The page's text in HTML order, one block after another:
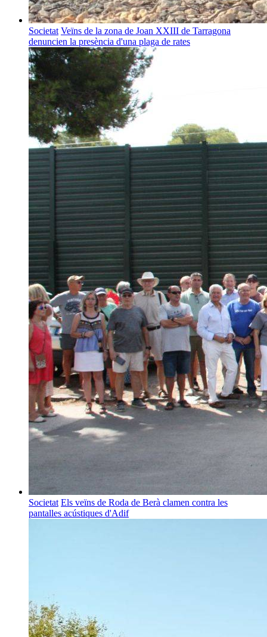
Societat Veïns de la zona de Joan XXIII de Tarragona
denuncien la presència d'una plaga de rates
Societat Els veïns de Roda de Berà clamen contra les
pantalles acústiques d'Adif